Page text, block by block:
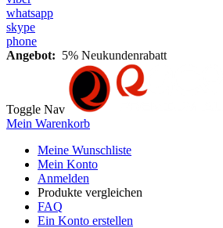
whatsapp
skype
phone
Angebot: 5% Neukundenrabatt
Toggle Nav
Mein Warenkorb
Meine Wunschliste
Mein Konto
Anmelden
Produkte vergleichen
FAQ
Ein Konto erstellen